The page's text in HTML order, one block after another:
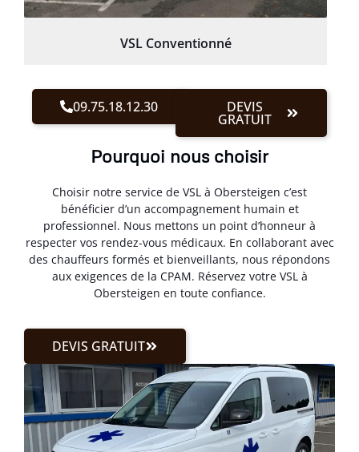
VSL Conventionné
09.75.18.12.30 DEVIS
GRATUIT
Pourquoi nous choisir
Choisir notre service de VSL à Obersteigen c’est
bénéficier d’un accompagnement humain et
professionnel. Nous mettons un point d’honneur à
respecter vos rendez-vous médicaux. En collaborant avec
des chauffeurs formés et bienveillants, nous répondons
aux exigences de la CPAM. Réservez votre VSL à
Obersteigen en toute confiance.
DEVIS GRATUIT